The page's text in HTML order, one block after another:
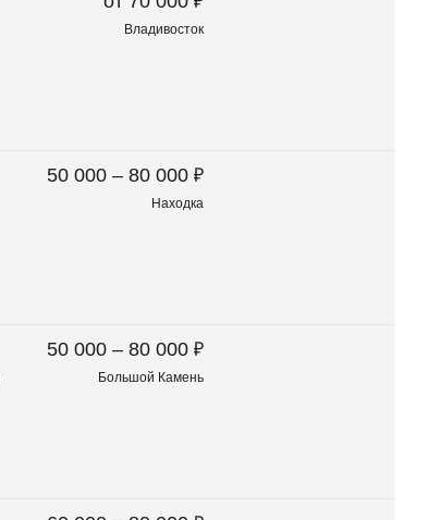
Владивосток
50 000 – 80 000 ₽
Находка
50 000 – 80 000 ₽
Большой Камень